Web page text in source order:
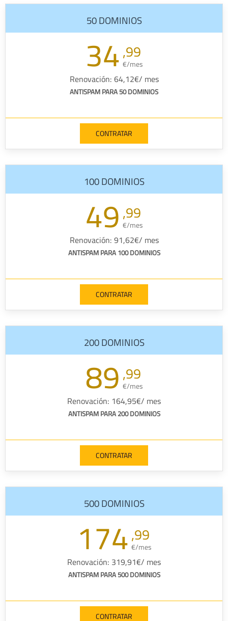
50 DOMINIOS
34,99
€/mes
Renovación: 64,12€/ mes
ANTISPAM PARA 50 DOMINIOS
CONTRATAR
100 DOMINIOS
49,99
€/mes
Renovación: 91,62€/ mes
ANTISPAM PARA 100 DOMINIOS
CONTRATAR
200 DOMINIOS
89,99
€/mes
Renovación: 164,95€/ mes
ANTISPAM PARA 200 DOMINIOS
CONTRATAR
500 DOMINIOS
174,99
€/mes
Renovación: 319,91€/ mes
ANTISPAM PARA 500 DOMINIOS
CONTRATAR